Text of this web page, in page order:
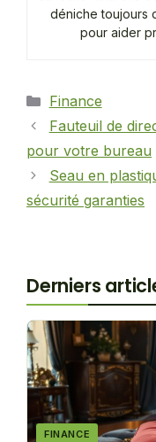
déniche toujours
pour aider
Catégories
Finance
Fauteuil de
pour votre bureau
Seau en
sécurité garanties
Derniers
FINANCE